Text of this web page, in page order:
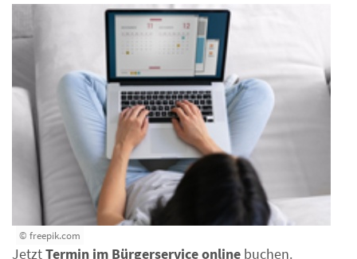
© freepik.com
JetztTermin im Bürgerservice online buchen.